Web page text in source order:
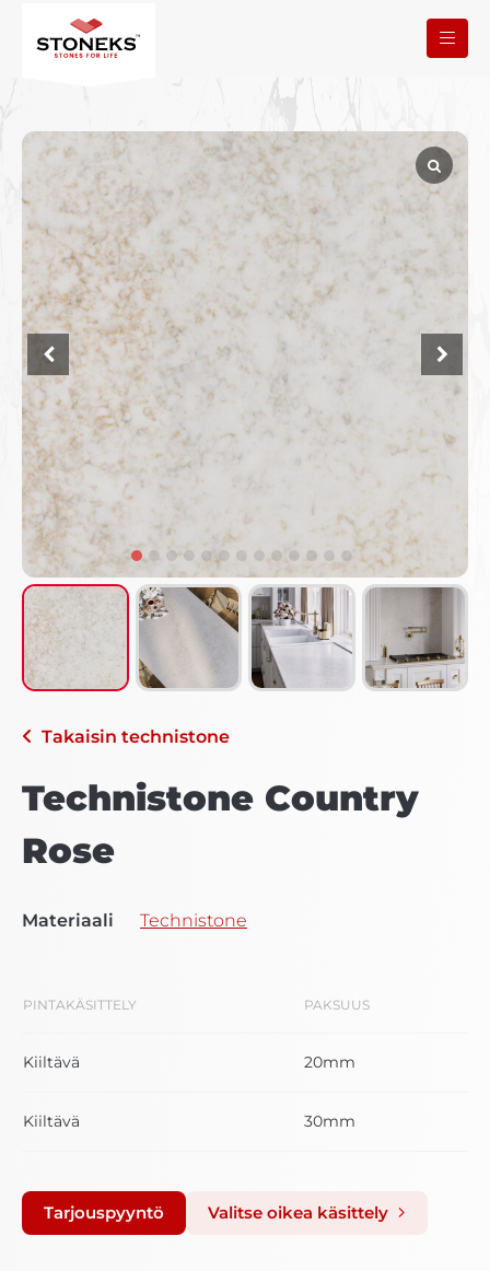
Takaisin technistone
Technistone Country
Rose
Materiaali Technistone
PINTAKÄSITTELY PAKSUUS
Kiiltävä 20mm
Kiiltävä 30mm
Tarjouspyyntö Valitse oikea käsittely